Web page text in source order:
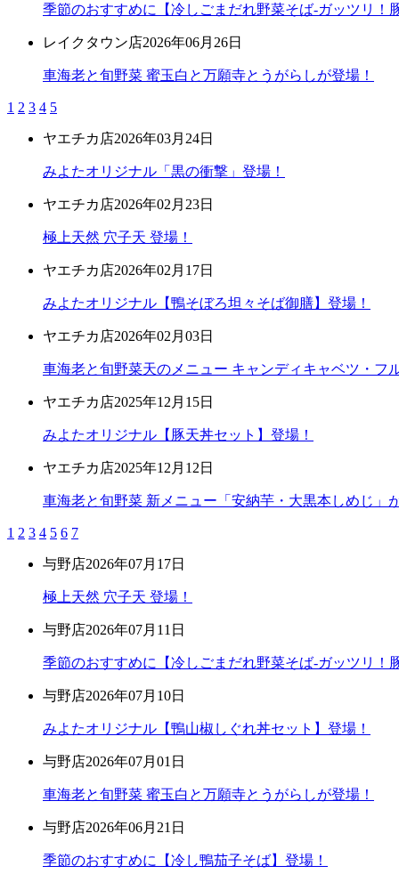
季節のおすすめに【冷しごまだれ野菜そば-ガッツリ！
レイクタウン店2026年06月26日
車海老と旬野菜 蜜玉白と万願寺とうがらしが登場！
1 2 3 4 5
ヤエチカ店2026年03月24日
みよたオリジナル「黒の衝撃」登場！
ヤエチカ店2026年02月23日
極上天然 穴子天 登場！
ヤエチカ店2026年02月17日
みよたオリジナル【鴨そぼろ坦々そば御膳】登場！
ヤエチカ店2026年02月03日
車海老と旬野菜天のメニュー キャンディキャベツ・フ
ヤエチカ店2025年12月15日
みよたオリジナル【豚天丼セット】登場！
ヤエチカ店2025年12月12日
車海老と旬野菜 新メニュー「安納芋・大黒本しめじ」
1 2 3 4 5 6 7
与野店2026年07月17日
極上天然 穴子天 登場！
与野店2026年07月11日
季節のおすすめに【冷しごまだれ野菜そば-ガッツリ！
与野店2026年07月10日
みよたオリジナル【鴨山椒しぐれ丼セット】登場！
与野店2026年07月01日
車海老と旬野菜 蜜玉白と万願寺とうがらしが登場！
与野店2026年06月21日
季節のおすすめに【冷し鴨茄子そば】登場！